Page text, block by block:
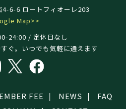
4-6-6 ロートフィオーレ203
Map>>
24:00 / 定休日なし
ぐ。いつでも気軽に通えます
FEE NEWS
FAQ